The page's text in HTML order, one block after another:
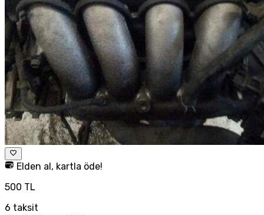
Elden al, kartla öde!
500 TL
6 taksit